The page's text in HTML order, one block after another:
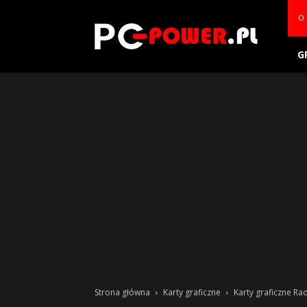
power.pl
O
Strona główna Karty graficzne Karty graficzne